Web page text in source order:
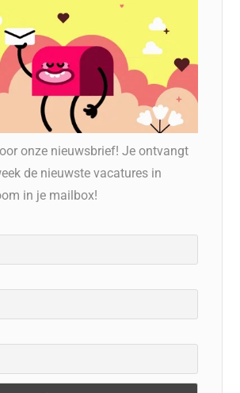
onze nieuwsbrief! Je ontvangt
de nieuwste vacatures in
in je mailbox!